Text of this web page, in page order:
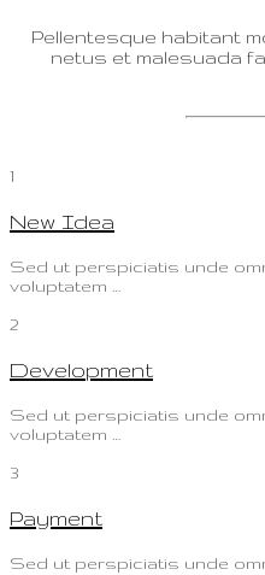
Pellentesque habitant
netus et malesuada
1
New Idea
Sed ut perspiciatis unde
voluptatem …
2
Development
Sed ut perspiciatis unde
voluptatem …
3
Payment
Sed ut perspiciatis unde